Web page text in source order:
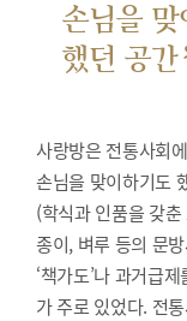
손님을
했던 공간
사랑방은 전통사회
손님을 맞이하기도
(학식과 인품을 갖
종이, 벼루 등의 문
‘책가도’나 과거급
가 주로 있었다. 전